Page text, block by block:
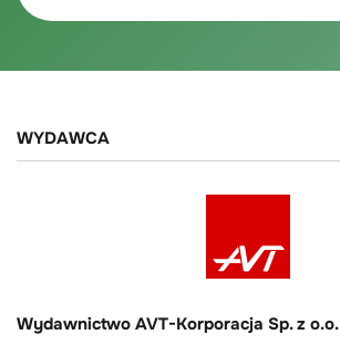
WYDAWCA
Wydawnictwo AVT-Korporacja Sp. z o.o.